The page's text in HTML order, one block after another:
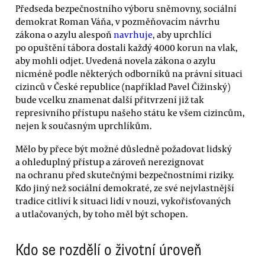
Předseda bezpečnostního výboru sněmovny, sociální
demokrat Roman Váňa, v pozměňovacím návrhu
zákona o azylu alespoň navrhuje, aby uprchlíci
po opuštění tábora dostali každý 4000 korun na vlak,
aby mohli odjet. Uvedená novela zákona o azylu
nicméně podle některých odborníků na právní situaci
cizinců v České republice (například Pavel Čižinský)
bude vcelku znamenat další přitvrzení již tak
represivního přístupu našeho státu ke všem cizincům,
nejen k současným uprchlíkům.
Mělo by přece být možné důsledně požadovat lidský
a ohleduplný přístup a zároveň nerezignovat
na ochranu před skutečnými bezpečnostními riziky.
Kdo jiný než sociální demokraté, ze své nejvlastnější
tradice citliví k situaci lidí v nouzi, vykořisťovaných
a utlačovaných, by toho měl být schopen.
Kdo se rozdělí o životní úroveň